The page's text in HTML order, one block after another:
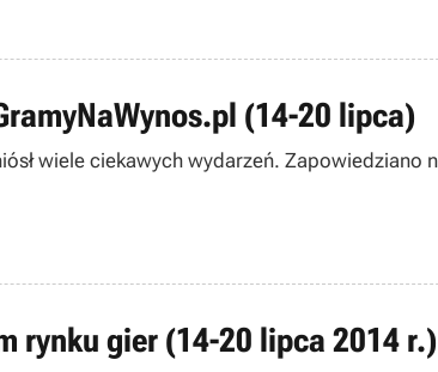
(14-20 lipca)
wiele ciekawych wydarzeń. Zapowiedziano
rynku gier (14-20 lipca 2014 r.)